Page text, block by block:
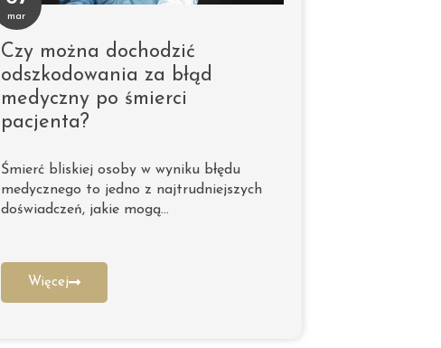
mar
Czy można dochodzić
odszkodowania za błąd
medyczny po śmierci
pacjenta?
Śmierć bliskiej osoby w wyniku błędu
medycznego to jedno z najtrudniejszych
doświadczeń, jakie mogą…
Więcej